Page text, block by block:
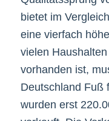
bietet im
eine vierfach
vielen
vorhanden ist,
Deutschland Fuß
wurden erst